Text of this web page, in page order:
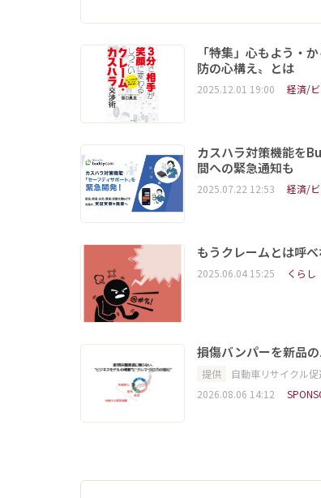
「特集」心もよう
防の心構え〟とは
2025.12.01 19:00 経済/
カスハラ対策機能を
間への緊急通知も
2025.07.22 12:53 経済/
もうクレームとは呼
2025.06.04 15:25 くらし
損傷バンパーを新品
提供
自動車リサイクル
2026.08.06 14:12